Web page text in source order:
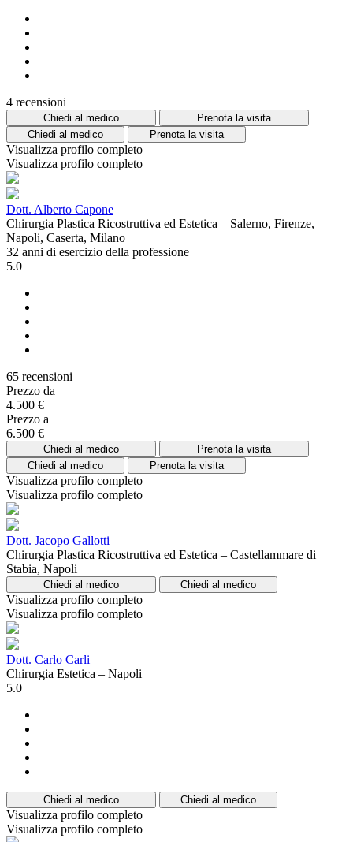
4 recensioni
Chiedi al medico
Prenota la visita
Chiedi al medico
Prenota la visita
Visualizza profilo completo
Visualizza profilo completo
Dott. Alberto Capone
Chirurgia Plastica Ricostruttiva ed Estetica – Salerno, Firenze,
Napoli, Caserta, Milano
32 anni di esercizio della professione
5.0
65 recensioni
Prezzo da
4.500 €
Prezzo a
6.500 €
Chiedi al medico
Prenota la visita
Chiedi al medico
Prenota la visita
Visualizza profilo completo
Visualizza profilo completo
Dott. Jacopo Gallotti
Chirurgia Plastica Ricostruttiva ed Estetica – Castellammare di
Stabia, Napoli
Chiedi al medico Chiedi al medico
Visualizza profilo completo
Visualizza profilo completo
Dott. Carlo Carli
Chirurgia Estetica – Napoli
5.0
Chiedi al medico Chiedi al medico
Visualizza profilo completo
Visualizza profilo completo